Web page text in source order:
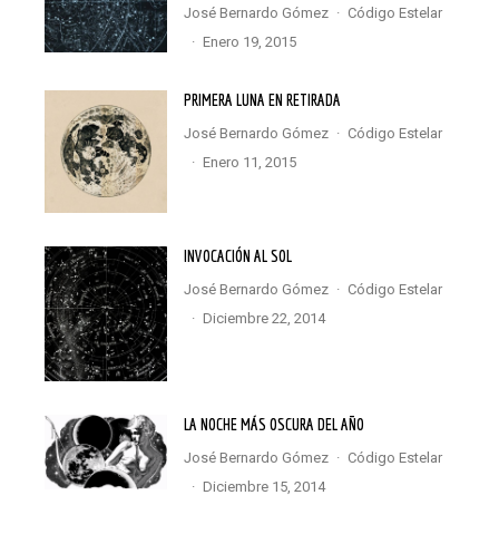
José Bernardo Gómez ·
Código Estelar
·
enero 19, 2015
PRIMERA LUNA EN RETIRADA
José Bernardo Gómez ·
Código Estelar
·
enero 11, 2015
INVOCACIÓN AL SOL
José Bernardo Gómez ·
Código Estelar
·
diciembre 22, 2014
LA NOCHE MÁS OSCURA DEL AÑO
José Bernardo Gómez ·
Código Estelar
·
diciembre 15, 2014